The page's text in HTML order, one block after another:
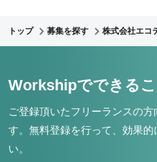
トップ 募集を探す 株式会社エコ
Workshipでできるこ
ご登録頂いたフリーランスの
す。 無料登録を行って、効果
い。